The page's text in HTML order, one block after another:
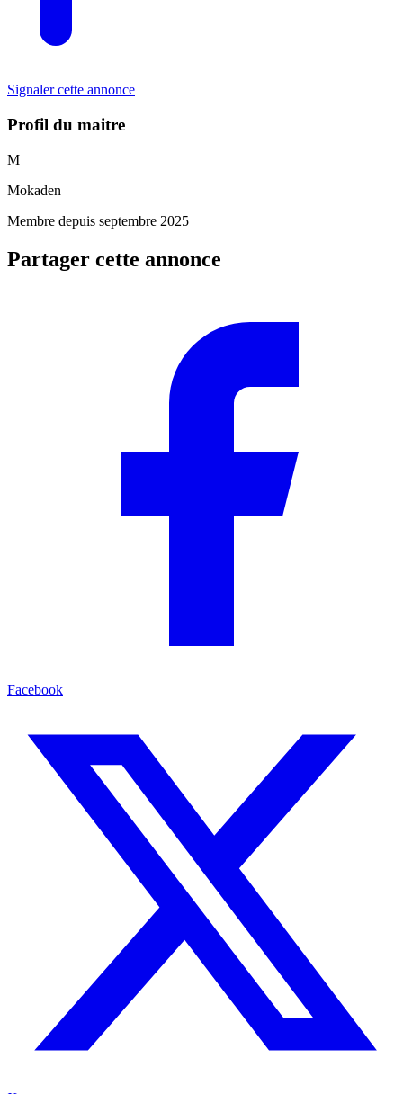
Signaler cette annonce
Profil du maitre
M
Mokaden
Membre depuis septembre 2025
Partager cette annonce
Facebook